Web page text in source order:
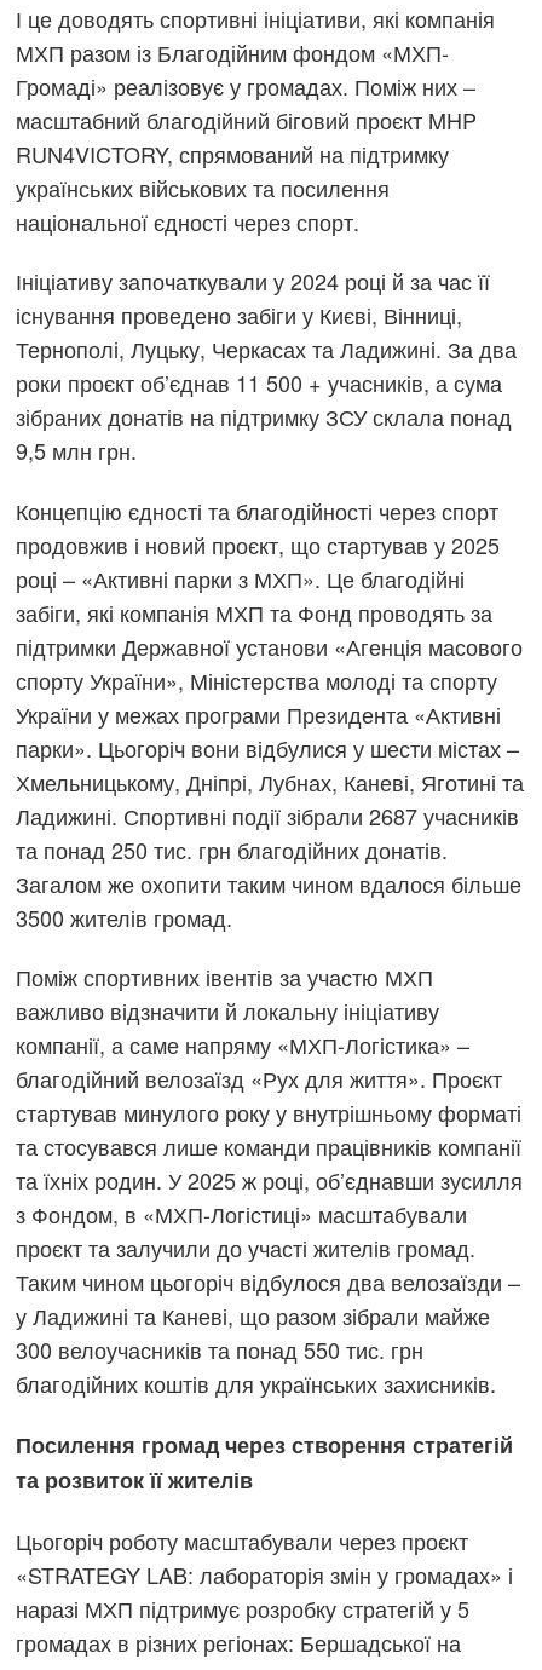
І це доводять спортивні ініціативи, які компанія
МХП разом із Благодійним фондом «МХП-
Громаді» реалізовує у громадах. Поміж них –
масштабний благодійний біговий проєкт MHP
RUN4VICTORY, спрямований на підтримку
українських військових та посилення
національної єдності через спорт.
Ініціативу започаткували у 2024 році й за час її
існування проведено забіги у Києві, Вінниці,
Тернополі, Луцьку, Черкасах та Ладижині. За два
роки проєкт об’єднав 11 500 + учасників, а сума
зібраних донатів на підтримку ЗСУ склала понад
9,5 млн грн.
Концепцію єдності та благодійності через спорт
продовжив і новий проєкт, що стартував у 2025
році – «Активні парки з МХП». Це благодійні
забіги, які компанія МХП та Фонд проводять за
підтримки Державної установи «Агенція масового
спорту України», Міністерства молоді та спорту
України у межах програми Президента «Активні
парки». Цьогоріч вони відбулися у шести містах –
Хмельницькому, Дніпрі, Лубнах, Каневі, Яготині та
Ладижині. Спортивні події зібрали 2687 учасників
та понад 250 тис. грн благодійних донатів.
Загалом же охопити таким чином вдалося більше
3500 жителів громад.
Поміж спортивних івентів за участю МХП
важливо відзначити й локальну ініціативу
компанії, а саме напряму «МХП-Логістика» –
благодійний велозаїзд «Рух для життя». Проєкт
стартував минулого року у внутрішньому форматі
та стосувався лише команди працівників компанії
та їхніх родин. У 2025 ж році, об’єднавши зусилля
з Фондом, в «МХП-Логістиці» масштабували
проєкт та залучили до участі жителів громад.
Таким чином цьогоріч відбулося два велозаїзди –
у Ладижині та Каневі, що разом зібрали майже
300 велоучасників та понад 550 тис. грн
благодійних коштів для українських захисників.
Посилення громад через створення стратегій
та розвиток її жителів
Цьогоріч роботу масштабували через проєкт
«STRATEGY LAB: лабораторія змін у громадах» і
наразі МХП підтримує розробку стратегій у 5
громадах в різних регіонах: Бершадської на